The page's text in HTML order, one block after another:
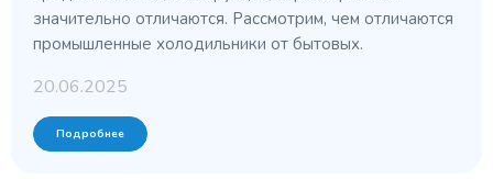
значительно отличаются. Рассмотрим, чем отличаются
промышленные холодильники от бытовых.
20.06.2025
Подробнее